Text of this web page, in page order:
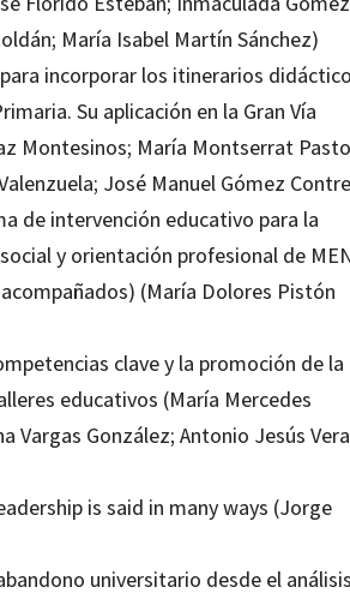
María Isabel Martín Sánchez)
incorporar los itinerarios
Su aplicación en la Gran Vía
Montesinos; María Montserrat
José Manuel Gómez
de intervención educativo para la
y orientación profesional de
(María Dolores Pistón
clave y la promoción de la
educativos (María Mercedes
Vargas González; Antonio Jesús Vera
is said in many ways (Jorge
universitario desde el análisis